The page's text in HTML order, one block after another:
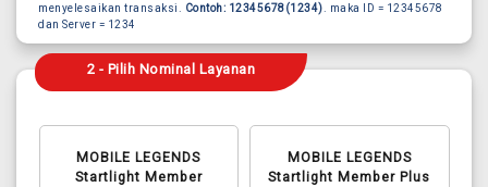
menyelesaikan transaksi.
Contoh: 12345678(1234) . maka ID = 12345678
dan Server = 1234
2 - Pilih Nominal Layanan
MOBILE LEGENDS
Startlight Member
MOBILE LEGENDS
Startlight Member Plus